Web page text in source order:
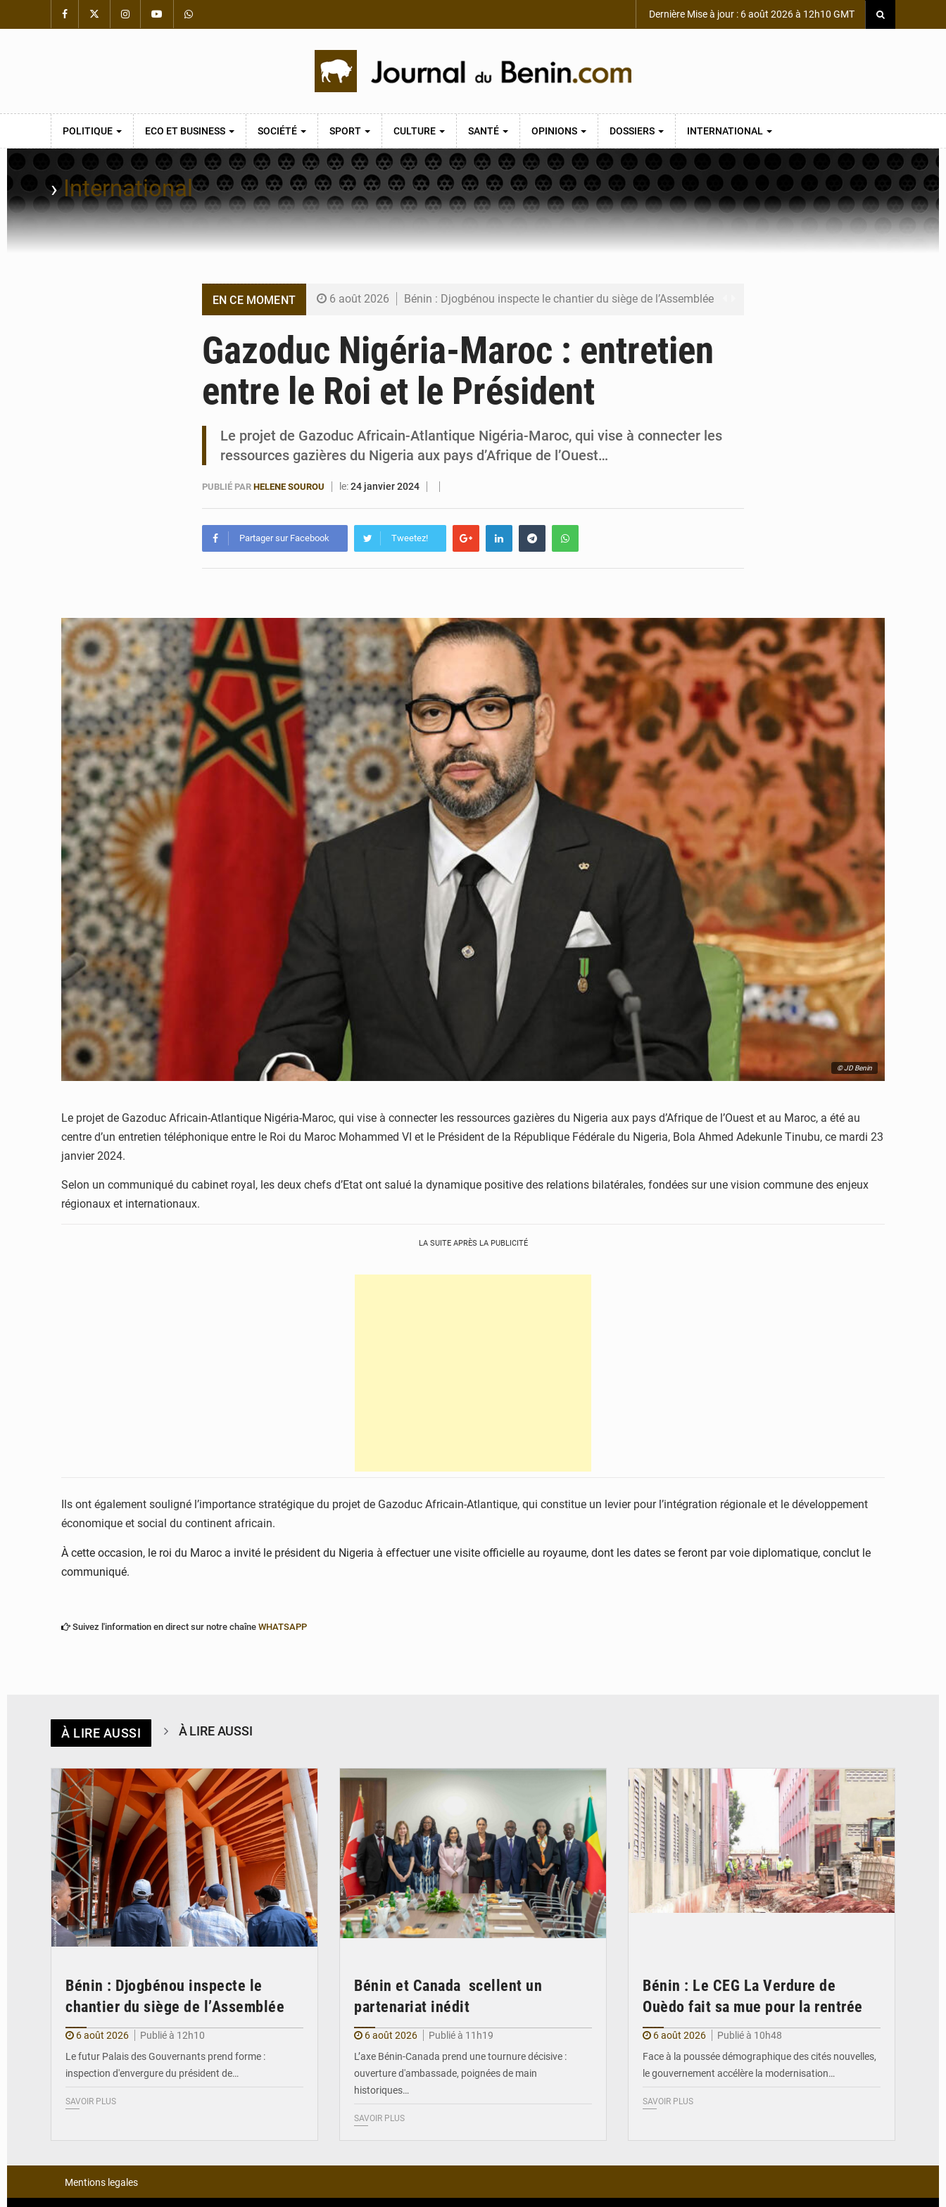
Dernière Mise à jour : 6 août 2026 à 12h10 GMT
POLITIQUE ECO ET BUSINESS SOCIÉTÉ SPORT CULTURE SANTÉ OPINIONS DOSSIERS INTERNATIONAL
›International
EN CE MOMENT 6 août 2026 Bénin : Djogbénou inspecte le chantier du siège de l’Assemblée
6 août 2026 Bénin : Le CEG La Verdure de Ouèdo fait sa mue pour la rentrée
5 août 2026 Bénin : 14,5 milliards de dollars pour faire de la CDN 3.0 un bouclier économique
Gazoduc Nigéria-Maroc : entretien
entre le Roi et le Président
Le projet de Gazoduc Africain-Atlantique Nigéria-Maroc, qui vise à connecter les
ressources gazières du Nigeria aux pays d’Afrique de l’Ouest…
PUBLIÉ PAR HELENE SOUROU le:24 janvier 2024
Partager sur Facebook Tweetez!
© JD Benin
Le projet de Gazoduc Africain-Atlantique Nigéria-Maroc, qui vise à connecter les ressources gazières du Nigeria aux pays d’Afrique de l’Ouest et au Maroc, a été au
centre d’un entretien téléphonique entre le Roi du Maroc Mohammed VI et le Président de la République Fédérale du Nigeria, Bola Ahmed Adekunle Tinubu, ce mardi 23
janvier 2024.
Selon un communiqué du cabinet royal, les deux chefs d’Etat ont salué la dynamique positive des relations bilatérales, fondées sur une vision commune des enjeux
régionaux et internationaux.
LA SUITE APRÈS LA PUBLICITÉ
Ils ont également souligné l’importance stratégique du projet de Gazoduc Africain-Atlantique, qui constitue un levier pour l’intégration régionale et le développement
économique et social du continent africain.
À cette occasion, le roi du Maroc a invité le président du Nigeria à effectuer une visite officielle au royaume, dont les dates se feront par voie diplomatique, conclut le
communiqué.
Suivez l'information en direct sur notre chaîne WHATSAPP
À LIRE AUSSI À LIRE AUSSI
Bénin : Djogbénou inspecte le
chantier du siège de l’Assemblée
6 août 2026
Publié à 12h10
Le futur Palais des Gouvernants prend forme :
inspection d'envergure du président de…
SAVOIR PLUS
Bénin et Canada scellent un
partenariat inédit
6 août 2026
Publié à 11h19
L’axe Bénin-Canada prend une tournure décisive :
ouverture d'ambassade, poignées de main
historiques…
SAVOIR PLUS
Bénin : Le CEG La Verdure de
Ouèdo fait sa mue pour la rentrée
6 août 2026
Publié à 10h48
Face à la poussée démographique des cités nouvelles,
le gouvernement accélère la modernisation…
SAVOIR PLUS
Mentions legales